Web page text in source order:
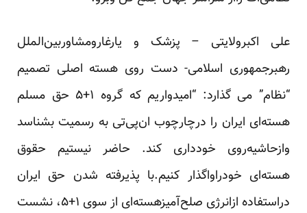
علی اکبرولایتی – پزشک و یارغارومشاوربین‌الملل
رهبرجمهوری اسلامی- دست روی هسته اصلی تصمیم
“نظام” می گذارد: “امیدواریم که گروه ۱+۵ حق مسلم
هسته‌ای ایران را درچارچوب ان‌پی‌تی به رسمیت بشناسد
وازحاشیه‌روی خودداری کند. حاضر نیستیم حقوق
هسته‌ای خودراواگذار کنیم.با پذیرفته شدن حق ایران
دراستفاده ازانرژی صلح‌آمیزهسته‌‌ای از سوی ۱+۵، نشست